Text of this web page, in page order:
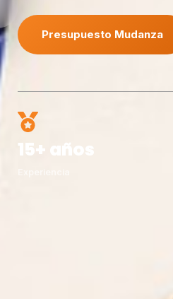
Presupuesto Mudanza
15+ años